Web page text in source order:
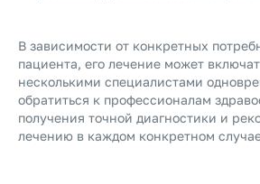
В зависимости от конкретных
пациента, его лечение может
несколькими специалистами
обратиться к профессионалам
получения точной диагностики и
лечению в каждом конкретном